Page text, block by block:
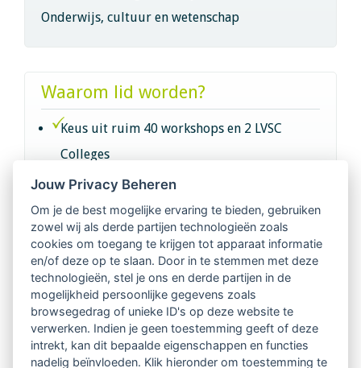
Onderwijs, cultuur en wetenschap
Waarom lid worden?
Keus uit ruim 40 workshops en 2 LVSC
Colleges
Intervisie met geregistreerde vakgenoten
Netwerk van 2100 professionals in 14
regio's
Vindbaar voor opdrachtgevers
Tijdschrift voor
Begeleidingskunde & kennisbank
Jouw Privacy Beheren
Om je de best mogelijke ervaring te bieden, gebruiken
zowel wij als derde partijen technologieën zoals
cookies om toegang te krijgen tot apparaat informatie
en/of deze op te slaan. Door in te stemmen met deze
technologieën, stel je ons en derde partijen in de
mogelijkheid persoonlijke gegevens zoals
browsegedrag of unieke ID's op deze website te
verwerken. Indien je geen toestemming geeft of deze
intrekt, kan dit bepaalde eigenschappen en functies
nadelig beïnvloeden. Klik hieronder om toestemming te